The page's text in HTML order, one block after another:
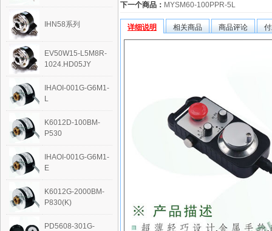
IHN58系列
EV50W15-L5M8R-
1024.HD05JY
IHAOI-001G-G6M1-
L
K6012D-100BM-
P530
IHAOI-001G-G6M1-
E
K6012G-2000BM-
P830(K)
PD5608-301G-
下一个商品： MYSM60-100PPR-5L
详细说明 相关商品 商品评论